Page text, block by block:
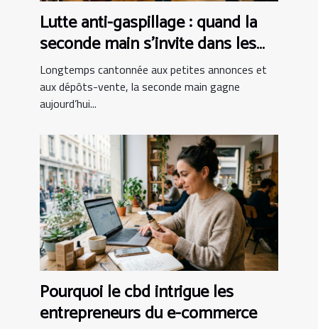
Lutte anti-gaspillage : quand la
seconde main s’invite dans les
boutiques d’instruments
Longtemps cantonnée aux petites annonces et
aux dépôts-vente, la seconde main gagne
aujourd’hui...
Pourquoi le cbd intrigue les
entrepreneurs du e-commerce